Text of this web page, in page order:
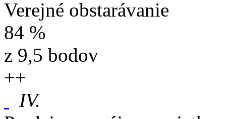
Verejné obstarávanie
84 %
z 9,5 bodov
++
IV.